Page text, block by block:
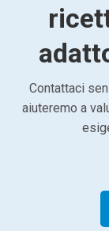
Contattaci
aiuteremo a